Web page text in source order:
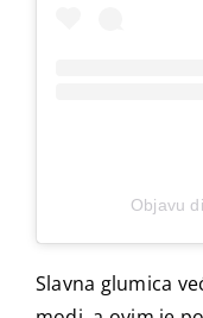
Objavu
Slavna glumica